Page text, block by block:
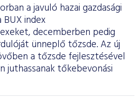
a javuló hazai gazdasági
index
decemberben pedig
ünneplő tőzsde. Az új
a tőzsde fejlesztésével
juthassanak tőkebevonási